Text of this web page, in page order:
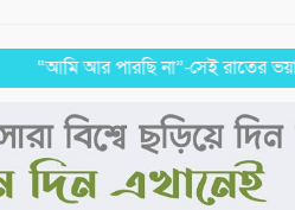
“আমি আর পারছি না”-সেই রাতের ভয়াবহ